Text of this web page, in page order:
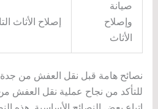
صيانة
وإصلاح
الأثاث
إصلاح الأثاث
نصائح هامة قبل نقل العفش من جدة
للتأكد من نجاح عملية نقل العفش